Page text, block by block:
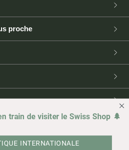
proche
train de visiter le Swiss Shop 🌲
INTERNATIONALE